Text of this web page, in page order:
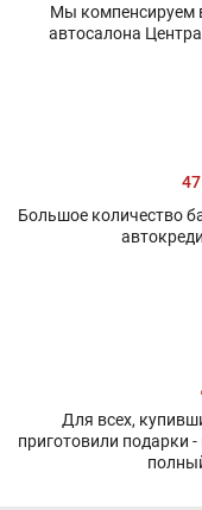
Мы компенсируем
автосалона
Большое количество
Для всех,
приготовили подарки